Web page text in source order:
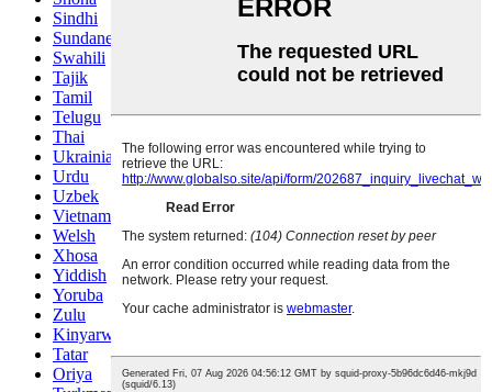
Sindhi
Sundanese
Swahili
Tajik
Tamil
Telugu
Thai
Ukrainian
Urdu
Uzbek
Vietnamese
Welsh
Xhosa
Yiddish
Yoruba
Zulu
Kinyarwanda
Tatar
Oriya